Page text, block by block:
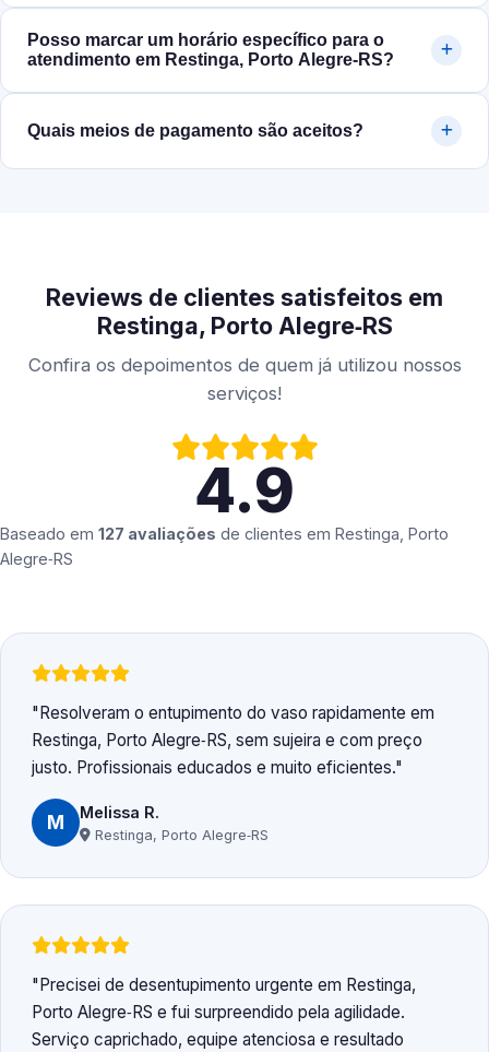
Posso marcar um horário específico para o
atendimento em Restinga, Porto Alegre‑RS?
Quais meios de pagamento são aceitos?
Reviews de clientes satisfeitos em
Restinga, Porto Alegre‑RS
Confira os depoimentos de quem já utilizou nossos
serviços!
4.9
Baseado em 127 avaliações de clientes em Restinga, Porto
Alegre‑RS
Resolveram o entupimento do vaso rapidamente em
Restinga, Porto Alegre‑RS, sem sujeira e com preço
justo. Profissionais educados e muito eficientes.
M Melissa R.
Restinga, Porto Alegre‑RS
Precisei de desentupimento urgente em Restinga,
Porto Alegre‑RS e fui surpreendido pela agilidade.
Serviço caprichado, equipe atenciosa e resultado